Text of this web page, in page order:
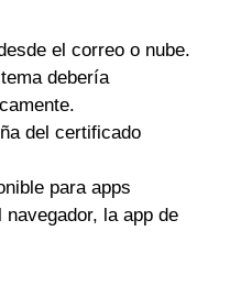
el correo o nube.
debería
del certificado
para apps
la app de